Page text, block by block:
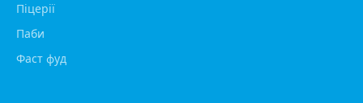
Піцерії
Паби
Фаст фуд